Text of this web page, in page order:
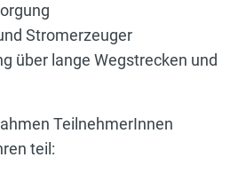
Stromerzeuger
über lange Wegstrecken und
TeilnehmerInnen
teil: